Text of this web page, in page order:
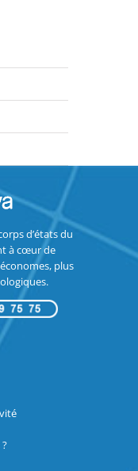
d’états du
à cœur de
plus